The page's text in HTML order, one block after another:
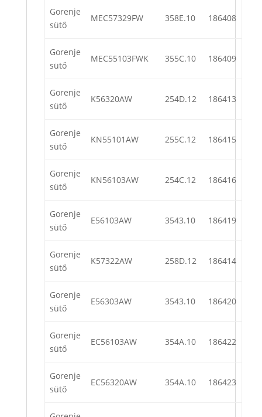
Gorenje
sütő
MEC57329FW 358E.10 186408
Gorenje
sütő
MEC55103FWK 355C.10 186409
Gorenje
sütő
K56320AW 254D.12 186413
Gorenje
sütő
KN55101AW 255C.12 186415
Gorenje
sütő
KN56103AW 254C.12 186416
Gorenje
sütő
E56103AW 3543.10 186419
Gorenje
sütő
K57322AW 258D.12 186414
Gorenje
sütő
E56303AW 3543.10 186420
Gorenje
sütő
EC56103AW 354A.10 186422
Gorenje
sütő
EC56320AW 354A.10 186423